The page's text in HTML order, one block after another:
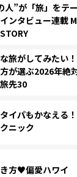
人”が「旅」をテー
ンタビュー連載
旅がしてみたい
が選ぶ2026年絶
先30
イパもかなえる
ニック
方♥偏愛ハワイ